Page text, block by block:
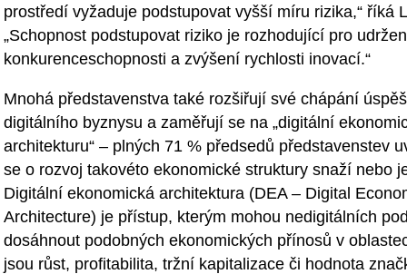
prostředí vyžaduje podstupovat vyšší míru rizika,“ říká
„Schopnost podstupovat riziko je rozhodující pro
konkurenceschopnosti a zvýšení rychlosti inovací.“
Mnohá představenstva také rozšiřují své chápání
digitálního byznysu a zaměřují se na „digitální
architekturu“ – plných 71 % předsedů představenstev
se o rozvoj takovéto ekonomické struktury snaží nebo
Digitální ekonomická architektura (DEA – Digital
Architecture) je přístup, kterým mohou nedigitálních
dosáhnout podobných ekonomických přínosů v
jsou růst, profitabilita, tržní kapitalizace či hodnota